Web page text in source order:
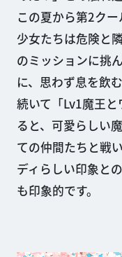
この夏から第2クー
少女たちは危険と
のミッションに挑
に、思わず息を飲
続いて「Lv1魔王
ると、可愛らしい
ての仲間たちと戦
ディらしい印象と
も印象的です。